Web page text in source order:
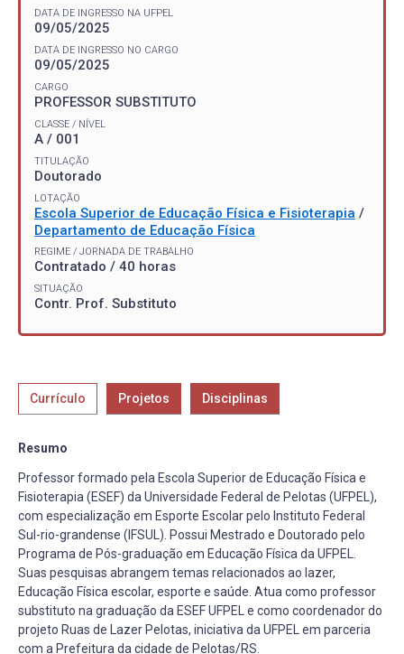
DATA DE INGRESSO NA UFPEL
09/05/2025
DATA DE INGRESSO NO CARGO
09/05/2025
CARGO
PROFESSOR SUBSTITUTO
CLASSE / NÍVEL
A / 001
TITULAÇÃO
Doutorado
LOTAÇÃO
Escola Superior de Educação Física e Fisioterapia /
Departamento de Educação Física
REGIME / JORNADA DE TRABALHO
Contratado / 40 horas
SITUAÇÃO
Contr. Prof. Substituto
Currículo Projetos Disciplinas
Resumo
Professor formado pela Escola Superior de Educação Física e
Fisioterapia (ESEF) da Universidade Federal de Pelotas (UFPEL),
com especialização em Esporte Escolar pelo Instituto Federal
Sul-rio-grandense (IFSUL). Possui Mestrado e Doutorado pelo
Programa de Pós-graduação em Educação Física da UFPEL.
Suas pesquisas abrangem temas relacionados ao lazer,
Educação Física escolar, esporte e saúde. Atua como professor
substituto na graduação da ESEF UFPEL e como coordenador do
projeto Ruas de Lazer Pelotas, iniciativa da UFPEL em parceria
com a Prefeitura da cidade de Pelotas/RS.